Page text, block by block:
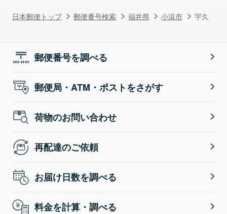
日本郵便トップ 郵便番号検索 福井県 小浜市 宇久
郵便番号を調べる
郵便局・ATM・ポストをさがす
荷物のお問い合わせ
再配達のご依頼
お届け日数を調べる
料金を計算・調べる